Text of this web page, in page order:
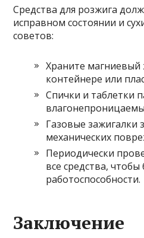
Средства для розжига
исправном состоянии и
советов:
Храните
контейнере или
Спички и таблетки
Газовые
механических
Периодически
все средства,
работоспособности.
Заключение